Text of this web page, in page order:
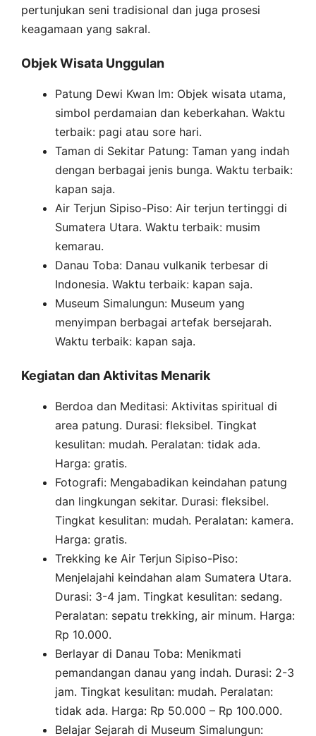
pertunjukan seni tradisional dan juga prosesi
keagamaan yang sakral.
Objek Wisata Unggulan
Patung Dewi Kwan Im: Objek wisata utama,
simbol perdamaian dan keberkahan. Waktu
terbaik: pagi atau sore hari.
Taman di Sekitar Patung: Taman yang indah
dengan berbagai jenis bunga. Waktu terbaik:
kapan saja.
Air Terjun Sipiso-Piso: Air terjun tertinggi di
Sumatera Utara. Waktu terbaik: musim
kemarau.
Danau Toba: Danau vulkanik terbesar di
Indonesia. Waktu terbaik: kapan saja.
Museum Simalungun: Museum yang
menyimpan berbagai artefak bersejarah.
Waktu terbaik: kapan saja.
Kegiatan dan Aktivitas Menarik
Berdoa dan Meditasi: Aktivitas spiritual di
area patung. Durasi: fleksibel. Tingkat
kesulitan: mudah. Peralatan: tidak ada.
Harga: gratis.
Fotografi: Mengabadikan keindahan patung
dan lingkungan sekitar. Durasi: fleksibel.
Tingkat kesulitan: mudah. Peralatan: kamera.
Harga: gratis.
Trekking ke Air Terjun Sipiso-Piso:
Menjelajahi keindahan alam Sumatera Utara.
Durasi: 3-4 jam. Tingkat kesulitan: sedang.
Peralatan: sepatu trekking, air minum. Harga:
Rp 10.000.
Berlayar di Danau Toba: Menikmati
pemandangan danau yang indah. Durasi: 2-3
jam. Tingkat kesulitan: mudah. Peralatan:
tidak ada. Harga: Rp 50.000 – Rp 100.000.
Belajar Sejarah di Museum Simalungun: